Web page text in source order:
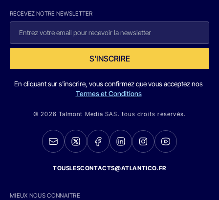
RECEVEZ NOTRE NEWSLETTER
S'INSCRIRE
En cliquant sur s'inscrire, vous confirmez que vous acceptez nos
Termes et Conditions
© 2026 Talmont Media SAS. tous droits réservés.
TOUSLESCONTACTS@ATLANTICO.FR
MIEUX NOUS CONNAITRE